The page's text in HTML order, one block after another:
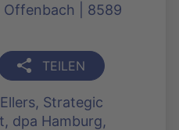
Offenbach | 8589
TEILEN
Strategic
dpa Hamburg,